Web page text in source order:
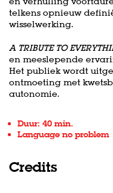
telkens opnieuw
wisselwerking.
A TRIBUTE TO
en meeslepende
Het publiek wordt
ontmoeting met
autonomie.
Duur: 40 min.
Language no problem
Credits